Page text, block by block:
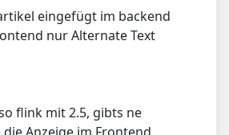
eingefügt im backend
nur Alternate Text
flink mit 2.5, gibts ne